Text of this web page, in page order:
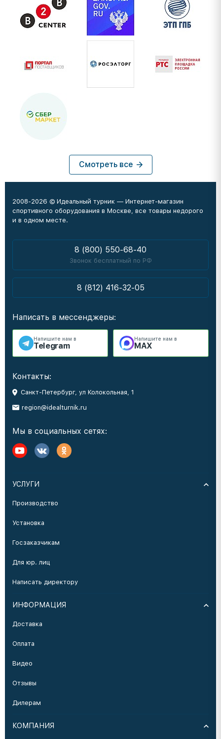
Смотреть все
2008-2026 © Идеальный турник — Интернет-магазин
спортивного оборудования в Москве, все товары недорого
и в одном месте.
8 (800) 550-68-40
Звонок бесплатный по РФ
8 (812) 416-32-05
Написать в мессенджеры:
Напишите нам в
Telegram
Напишите нам в
MAX
Контакты:
Санкт-Петербург, ул Колокольная, 1
region@idealturnik.ru
Мы в социальных сетях:
УСЛУГИ
Производство
Установка
Госзаказчикам
Для юр. лиц
Написать директору
ИНФОРМАЦИЯ
Доставка
Оплата
Видео
Отзывы
Дилерам
КОМПАНИЯ